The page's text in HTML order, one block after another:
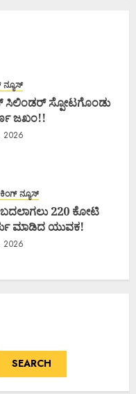
ನ್ಯೂಸ್
ಸಿಲಿಂಡರ್ ಸ್ಪೋಟಗೊಂಡು
ಜಖಂ!!
2026
ನ್ಯೂಸ್
220 ಕೋಟಿ
ಮಾಡಿದ ಯುವಕ!
2026
SEARCH